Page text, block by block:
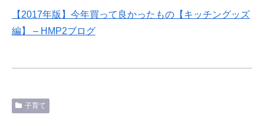
【2017年版】今年買って良かったもの【キッチングッズ
編】 – HMP2ブログ
子育て